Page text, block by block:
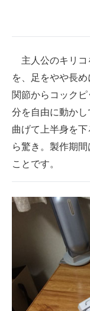
主人公のキリコ
を、足をやや長
関節からコック
分を自由に動か
曲げて上半身を
ら驚き。製作期
ことです。